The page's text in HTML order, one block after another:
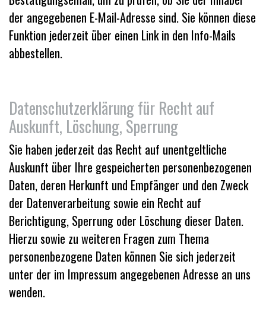
der angegebenen E-Mail-Adresse sind. Sie können diese
Funktion jederzeit über einen Link in den Info-Mails
abbestellen.
Datenschutzerklärung für Recht auf
Auskunft, Löschung, Sperrung
Sie haben jederzeit das Recht auf unentgeltliche
Auskunft über Ihre gespeicherten personenbezogenen
Daten, deren Herkunft und Empfänger und den Zweck
der Datenverarbeitung sowie ein Recht auf
Berichtigung, Sperrung oder Löschung dieser Daten.
Hierzu sowie zu weiteren Fragen zum Thema
personenbezogene Daten können Sie sich jederzeit
unter der im Impressum angegebenen Adresse an uns
wenden.